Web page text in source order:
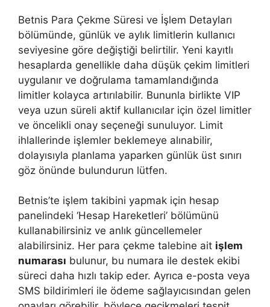
Betnis Para Çekme Süresi ve İşlem Detayları
bölümünde, günlük ve aylık limitlerin kullanıcı
seviyesine göre değiştiği belirtilir. Yeni kayıtlı
hesaplarda genellikle daha düşük çekim limitleri
uygulanır ve doğrulama tamamlandığında
limitler kolayca artırılabilir. Bununla birlikte VIP
veya uzun süreli aktif kullanıcılar için özel limitler
ve öncelikli onay seçeneği sunuluyor. Limit
ihlallerinde işlemler beklemeye alınabilir,
dolayısıyla planlama yaparken günlük üst sınırı
göz önünde bulundurun lütfen.
Betnis’te işlem takibini yapmak için hesap
panelindeki ‘Hesap Hareketleri’ bölümünü
kullanabilirsiniz ve anlık güncellemeler
alabilirsiniz. Her para çekme talebine ait işlem
numarası bulunur, bu numara ile destek ekibi
süreci daha hızlı takip eder. Ayrıca e-posta veya
SMS bildirimleri ile ödeme sağlayıcısından gelen